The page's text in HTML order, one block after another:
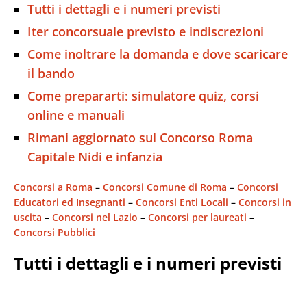
Tutti i dettagli e i numeri previsti
Iter concorsuale previsto e indiscrezioni
Come inoltrare la domanda e dove scaricare
il bando
Come prepararti: simulatore quiz, corsi
online e manuali
Rimani aggiornato sul Concorso Roma
Capitale Nidi e infanzia
Concorsi a Roma – Concorsi Comune di Roma – Concorsi
Educatori ed Insegnanti – Concorsi Enti Locali – Concorsi in
uscita – Concorsi nel Lazio – Concorsi per laureati
Concorsi Pubblici
Tutti i dettagli e i numeri previsti